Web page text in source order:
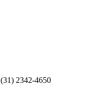
(31) 2342-4650